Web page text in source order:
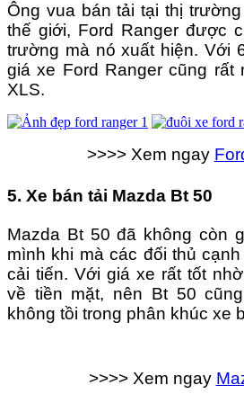
Ông vua bán tải tại thị
thế giới, Ford Ranger được
trường mà nó xuất hiện. Với
giá xe Ford Ranger cũng rất
XLS.
>>>> Xem ngay
5. Xe bán tải Mazda Bt 50
Mazda Bt 50 đã không còn
mình khi mà các đối thủ
cải tiến. Với giá xe rất tốt
về tiền mặt, nên Bt 50
không tồi trong phân khúc xe
>>>> Xem ngay